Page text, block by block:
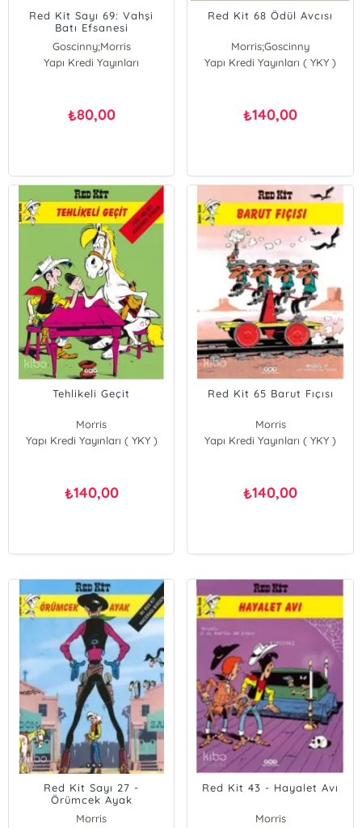
Red Kit Sayı 69: Vahşi
Batı Efsanesi
Goscinny;Morris
Morris
Yapı Kredi Yayınları
₺80,00
Red Kit 68 Ödül Avcısı
Morris;Goscinny
Morris
Yapı Kredi Yayınları ( YKY )
₺140,00
Tehlikeli Geçit
Morris
Rene Goscinny
Yapı Kredi Yayınları ( YKY )
₺140,00
Red Kit 65 Barut Fıçısı
Morris
Yapı Kredi Yayınları ( YKY )
₺140,00
Red Kit Sayı 27 -
Örümcek Ayak
Morris
Red Kit 43 - Hayalet Avı
Morris